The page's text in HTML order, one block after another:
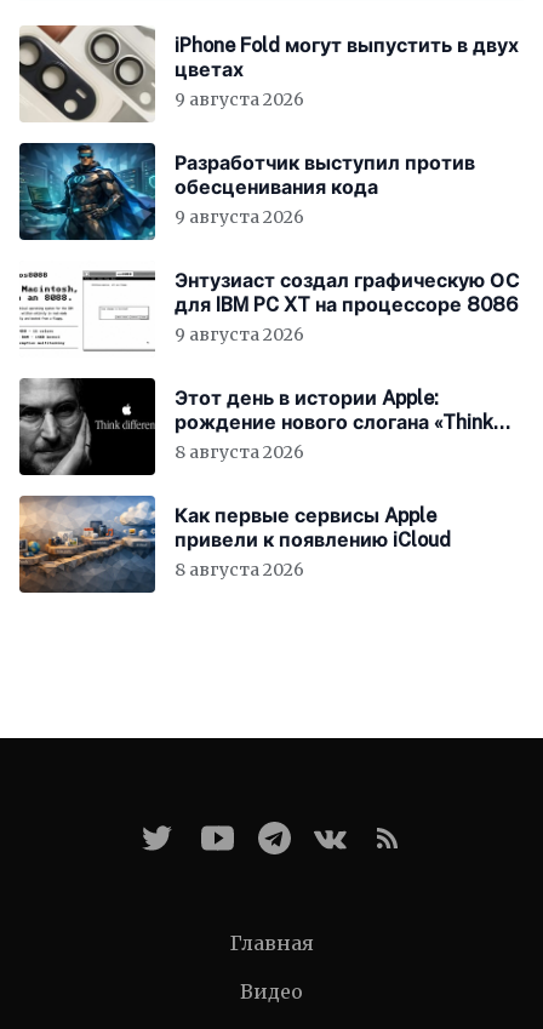
iPhone Fold могут выпустить в двух
цветах
9 августа 2026
Разработчик выступил против
обесценивания кода
9 августа 2026
Энтузиаст создал графическую ОС
для IBM PC XT на процессоре 8086
9 августа 2026
Этот день в истории Apple:
рождение нового слогана «Think
Different»
8 августа 2026
Как первые сервисы Apple
привели к появлению iCloud
8 августа 2026
Главная
Видео